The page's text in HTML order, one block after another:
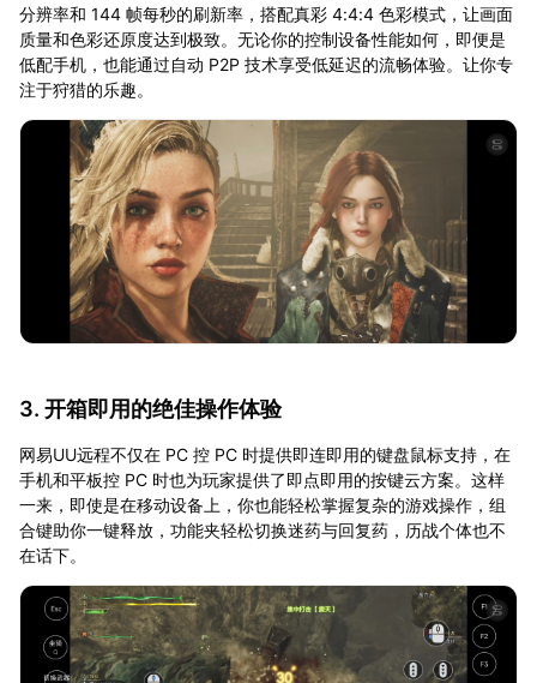
分辨率和 144 帧每秒的刷新率，搭配真彩 4:4:4 色彩模式，让画面
质量和色彩还原度达到极致。无论你的控制设备性能如何，即便是
低配手机，也能通过自动 P2P 技术享受低延迟的流畅体验。让你专
注于狩猎的乐趣。
3. 开箱即用的绝佳操作体验
网易UU远程不仅在 PC 控 PC 时提供即连即用的键盘鼠标支持，在
手机和平板控 PC 时也为玩家提供了即点即用的按键云方案。这样
一来，即使是在移动设备上，你也能轻松掌握复杂的游戏操作，组
合键助你一键释放，功能夹轻松切换迷药与回复药，历战个体也不
在话下。